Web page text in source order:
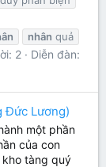
nhân quả
2
Diễn đàn:
Đức Lương)
một phần
của con
kho tàng quý